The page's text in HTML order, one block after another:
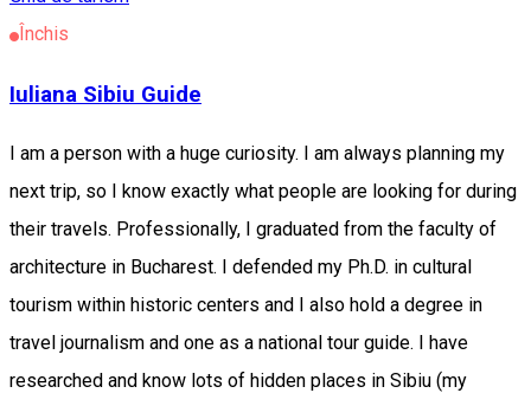
Închis
Iuliana Sibiu Guide
I am a person with a huge curiosity. I am always planning my
next trip, so I know exactly what people are looking for during
their travels. Professionally, I graduated from the faculty of
architecture in Bucharest. I defended my Ph.D. in cultural
tourism within historic centers and I also hold a degree in
travel journalism and one as a national tour guide. I have
researched and know lots of hidden places in Sibiu (my